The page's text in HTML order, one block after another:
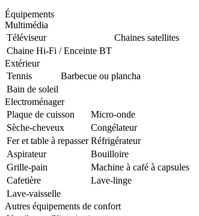
Équipements
Multimédia
Téléviseur
Chaines satellites
Chaine Hi-Fi / Enceinte BT
Extérieur
Tennis
Barbecue ou plancha
Bain de soleil
Electroménager
Plaque de cuisson
Micro-onde
Sèche-cheveux
Congélateur
Fer et table à repasser Réfrigérateur
Aspirateur
Bouilloire
Grille-pain
Machine à café à capsules
Cafetière
Lave-linge
Lave-vaisselle
Autres équipements de confort